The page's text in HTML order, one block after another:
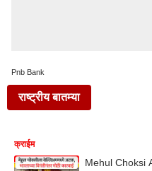
Pnb Bank
राष्ट्रीय बातम्या
क्राईम
Mehul Choksi